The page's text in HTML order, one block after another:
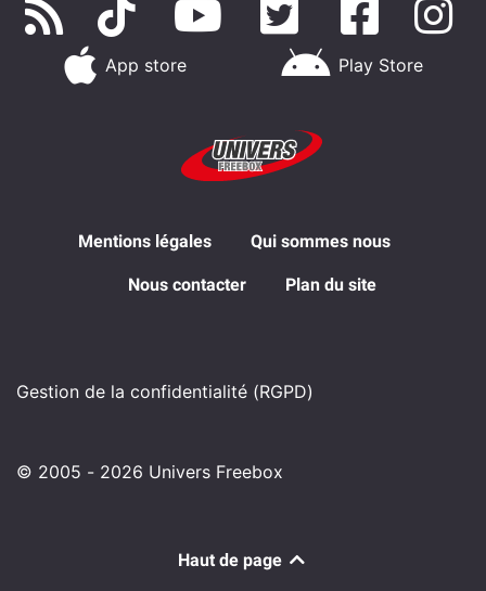
App store Play Store
Mentions légales Qui sommes nous
Nous contacter Plan du site
Gestion de la confidentialité (RGPD)
© 2005 - 2026 Univers Freebox
Haut de page